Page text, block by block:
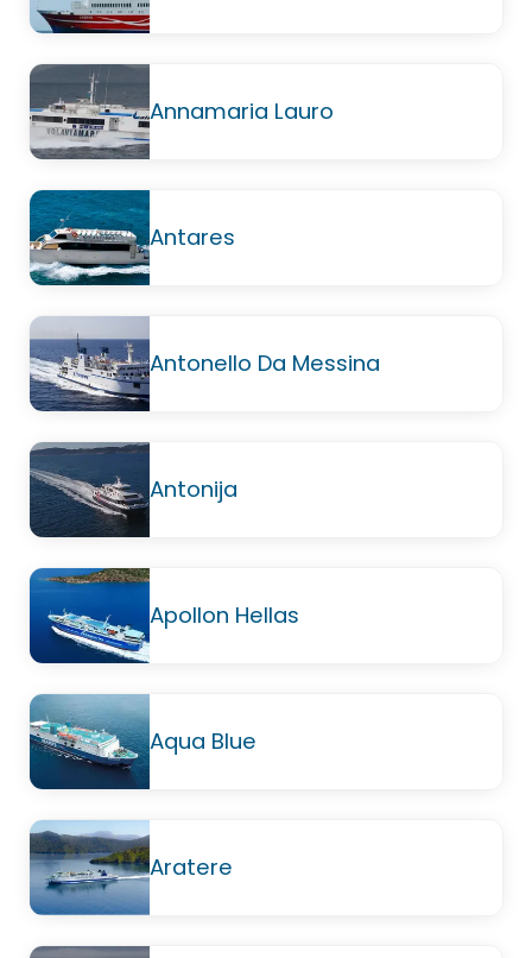
Annamaria Lauro
Antares
Antonello Da Messina
Antonija
Apollon Hellas
Aqua Blue
Aratere